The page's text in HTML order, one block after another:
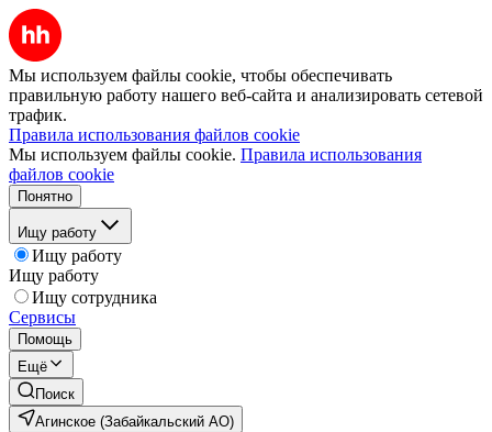
Мы используем файлы cookie, чтобы обеспечивать
правильную работу нашего веб-сайта и анализировать сетевой
трафик.
Правила использования файлов cookie
Мы используем файлы cookie. Правила использования
файлов cookie
Понятно
Ищу работу
Ищу работу
Ищу работу
Ищу сотрудника
Сервисы
Помощь
Ещё
Поиск
Агинское (Забайкальский АО)